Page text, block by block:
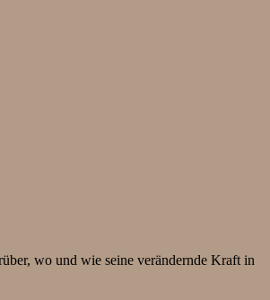
wo und wie seine verändernde Kraft in